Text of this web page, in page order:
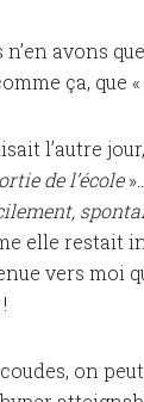
avons
ça, que «
l’autre
de l’école
elle restait
vers moi
on